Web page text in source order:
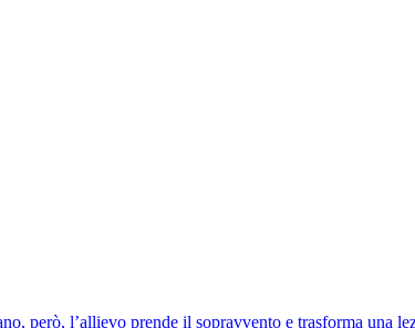
però, l’allievo prende il sopravvento e trasforma una